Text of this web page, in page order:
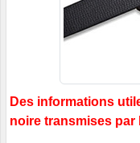
Des informations
noire transmises par